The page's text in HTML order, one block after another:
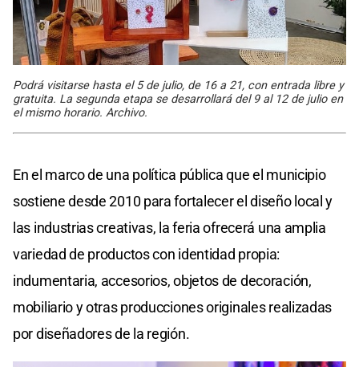
Podrá visitarse hasta el 5 de julio, de 16 a 21, con entrada libre y
gratuita. La segunda etapa se desarrollará del 9 al 12 de julio en
el mismo horario. Archivo.
En el marco de una política pública que el municipio
sostiene desde 2010 para fortalecer el diseño local y
las industrias creativas, la feria ofrecerá una amplia
variedad de productos con identidad propia:
indumentaria, accesorios, objetos de decoración,
mobiliario y otras producciones originales realizadas
por diseñadores de la región.